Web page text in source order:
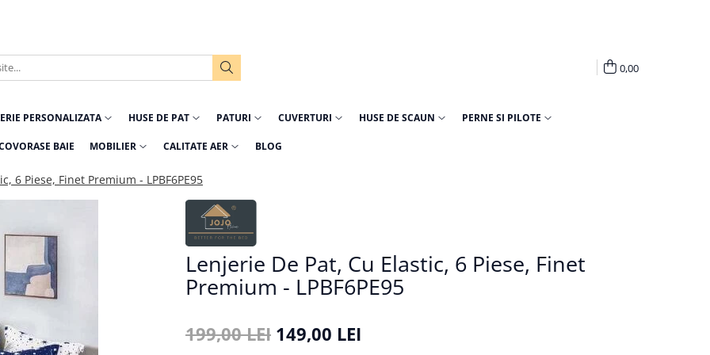
0,00
PERSONALIZATA HUSE DE PAT PATURI CUVERTURI HUSE DE SCAUN PERNE SI PILOTE
BAIE MOBILIER CALITATE AER BLOG
6 Piese, Finet Premium - LPBF6PE95
Lenjerie De Pat, Cu Elastic, 6 Piese, Finet
Premium - LPBF6PE95
199,00 LEI 149,00 LEI